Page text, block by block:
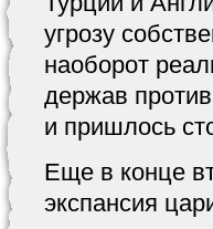
угрозу
наоборот
держав
и пришлось
Еще в конце
экспансия